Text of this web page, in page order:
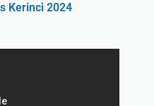
Kerinci 2024